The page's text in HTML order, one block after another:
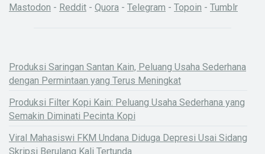
Mastodon - Reddit - Quora - Telegram - Topoin - Tumblr
Produksi Saringan Santan Kain, Peluang Usaha Sederhana
dengan Permintaan yang Terus Meningkat
Produksi Filter Kopi Kain: Peluang Usaha Sederhana yang
Semakin Diminati Pecinta Kopi
Viral Mahasiswi FKM Undana Diduga Depresi Usai Sidang
Skripsi Berulang Kali Tertunda